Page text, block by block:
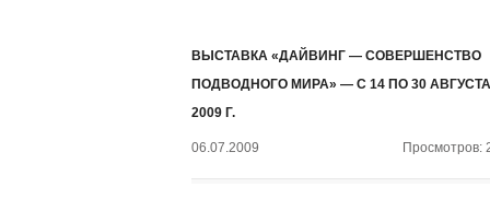
ВЫСТАВКА «ДАЙВИНГ — СОВЕРШЕНСТВО
ПОДВОДНОГО МИРА» — С 14 ПО 30 АВГУСТА
2009 Г.
06.07.2009 Просмотров: